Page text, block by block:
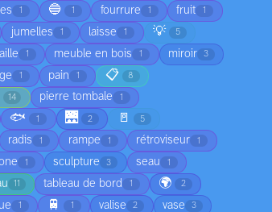
1 🔵 1 fourrure 1 fruit 1
jumelles 1 laisse 1 💡 5
1 meuble en bois 1 miroir 3
1 pain 1 📋 8
14 pierre tombale 1
🐟 1 🌉 2 🚪 5
radis 1 rampe 1 rétroviseur 1
1 sculpture 3 seau 1
11 tableau de bord 1 🌍 2
1 🚆 1 valise 2 vase 3